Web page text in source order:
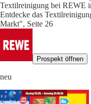
Textilreinigung bei REWE
Entdecke das
Markt", Seite 26
Prospekt öffnen
neu